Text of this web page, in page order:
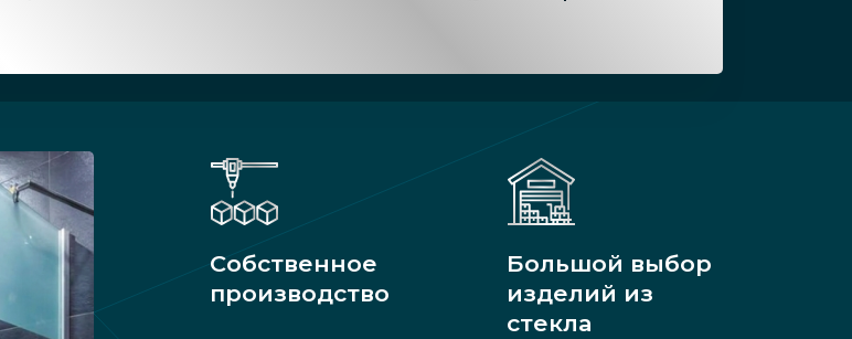
Собственное
производство
Большой выбор
изделий из
стекла